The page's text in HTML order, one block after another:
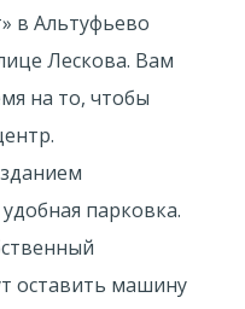
в Альтуфьево
Лескова. Вам
на то, чтобы
парковка.
оставить машину